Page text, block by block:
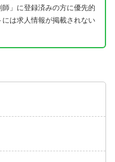
」に登録済みの方に優先的
は求人情報が掲載されない